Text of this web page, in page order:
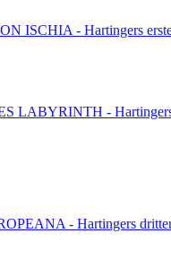
ISCHIA - Hartingers
LABYRINTH -
- Hartingers